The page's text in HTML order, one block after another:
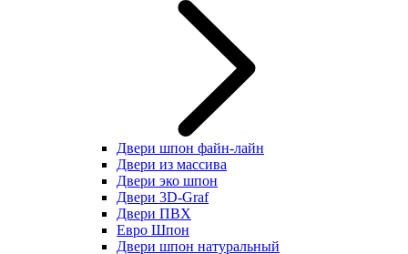
Двери шпон файн-лайн
Двери из массива
Двери эко шпон
Двери 3D-Graf
Двери ПВХ
Евро Шпон
Двери шпон натуральный